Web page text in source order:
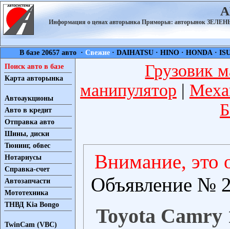
Информация о ценах авторынка Приморья: авторынок
В базе 20657 авто ·Свежие ·DAIHATSU ·HINO ·HONDA ·
Поиск авто в базе
Карта авторынка
Автоаукционы
Авто в кредит
Отправка авто
Шины, диски
Тюнинг, обвес
Нотариусы
Справка-счет
Автозапчасти
Мототехника
ТНВД Kia Bongo
TwinCam (VBC)
Грузовик
манипулятор |
Внимание, это
Объявление №
Toyota Camry